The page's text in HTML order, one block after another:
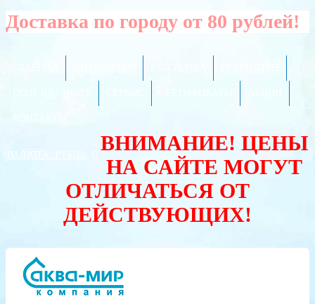
Доставка по городу от 80 рублей!
ВАЛЮТА:
ВНИМАНИЕ! ЦЕНЫ
НА САЙТЕ МОГУТ
ОТЛИЧАТЬСЯ ОТ
ДЕЙСТВУЮЩИХ!